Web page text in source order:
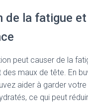
de la fatigue
peut causer de la
maux de tête. En
aider à garder
ce qui peut